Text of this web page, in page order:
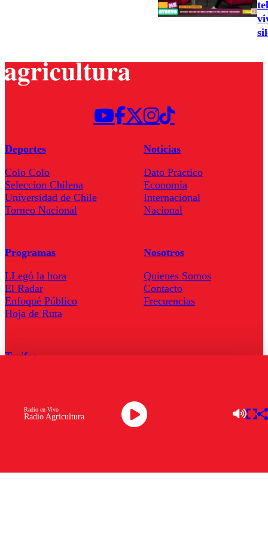
Radio Agricultura
Radio en Vivo
Deportes
Colo Colo
Seleccion Chilena
Universidad de Chile
Torneo Nacional
Noticias
Dato Practico
Economía
Internacional
Nacional
Programas
LLegó la hora
El Radar
Enfoqué Público
Hoja de Ruta
Nosotros
Quienes Somos
Contacto
Frecuencias
Tarifas
Descarga la APP